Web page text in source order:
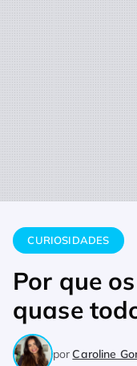
Home Curiosidades
CURIOSIDADES
Por que
quase
porCaroline